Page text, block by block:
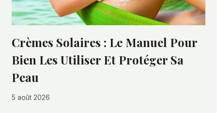
Crèmes Solaires : Le Manuel Pour
Bien Les Utiliser Et Protéger Sa
Peau
5 août 2026